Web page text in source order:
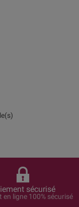
sécurisé
en ligne 100% sécurisé